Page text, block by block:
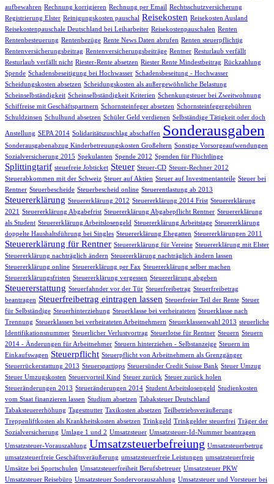
aufbewahren Rechnung korrigieren Rechnung per Email Rechtsschutzversicherung
Registrierung Elster Reinigungskosten pauschal Reisekosten Reisekosten Ausland
Reisekostenpauschale Deutschland bei Leiharbeiter Reisekostenpauschalen Renten
Rentenbesteuerung Rentenbezüge Rente News Daten abrufen Renten steuerpflichtig
Rentenversicherungsbeitrag Rentenversicherungsbeiträge Rentner Resturlaub verfällt
Resturlaub verfällt nicht Riester-Rente absetzen Riester Rente Mindestbeitrag Rückzahlung
Spende Schadensbeseitigung bei Hochwasser Schadensbeseitung - Hochwasser
Scheidungskosten absetzen Scheidungskosten als außergewöhnliche Belastung
Scheinselbständigkeit Scheinselbständigkeit Kriterien Schenkungsteuer bei Zweitwohnung
Schiffreise mit Geschäftspartnern Schornsteinfeger absetzen Schornsteinfegergebühren
Schuldzinsen Schulhund absetzen Schüler Geld verdienen Selbständige Tätigkeit oder doch
Anstellung SEPA 2014 Solidaritätszuschlag abschaffen Sonderausgaben
Sonderausgabenabzug Kinderbetreuungskosten Großeltern Sonstige Vorsorgeaufwendungen
Sozialversicherung 2015 Spekulanten Spende 2012 Spenden für Flüchtlinge
Splittingtarif steuefreie Jobticket Steuer Steuer-CD Steuer-Rechner 2012
Steuerabkommen mit der Schweiz Steuer auf Aktien Steuer auf Investmentanteile Steuer bei
Rentner Steuerbescheide Steuerbescheid online Steuerentlastung ab 2013
Steuererklärung Steuererklärung 2012 Steuererklärung 2014 Frist Steuererklärung
2021
Steuererklärung Abgabefrist Steuererklärung Abgabepflicht Rentner Steuererklärung
als Student Steuererklärung Arbeitslosengeld Steuererklärung Arbeitstage Steuererklärung
doppelte Haushaltsführung bei Singles Steuererklärung Ehegatten Steuererklärungen 2011
Steuererklärung für Rentner Steuererklärung für Vereine Steuererklärung mit Elster
Steuererklärung nachträglich ändern Steuererklärung nachträglich ändern lassen
Steuererklärung online Steuererklärung per Fax Steuererklärung selber machen
Steuererklärungsfristen Steuererklärung vergessen Steuererlärung abgeben
Steuererstattung Steuerfahnder vor der Tür Steuerfreibetrag Steuerfreibetrag
beantragen Steuerfreibetrag eintragen lassen Steuerfreier Teil der Rente Steuer
für Selbständige Steuerhinterziehung Steuerklasse bei verheirateten Steuerklasse nach
Trennung Steuerklassen bei verheirateten Arbeitnehmern Steuerklassenwahl 2013 steuerliche
Identifikationsnummer Steuerlicher Verlustvortrag Steuerlotse für Rentner Steuern Steuern
2014 - Änderungen für Arbeitnehmer Steuern hinterziehen - Selbstanzeige Steuern im
Einkaufswagen Steuerpflicht Steuerpflicht von Arbeitnehmern als Grenzgänger
Steuerrückerstattung 2013 Steuerspartipps Steuersünder Credit Suisse Bank Steuer Umzug
Steuer Umzugskosten Steuervorteil Kind Steuer zurück Steuer zurück holen
Steueränderungen 2013 Steueränderungen 2014 Student Arbeitslosengeld Studienkosten
vom Staat finanzieren lassen Studium absetzen Tabaksteuer Deutschland
Tabaksteuererhöhung Tagesmutter Taxikosten absetzen Teilbetriebsveräußerung
Treppenliftkosten als Krankheitskosten absetzen Trinkgeld Trinkgelder steuerfrei Träger der
Sozialversicherung Umlage 1 und 2 Umsatzsteuer Umsatzsteuer-Id-Nummer beantragen
Umsatzsteuer-Vorauszahlung Umsatzsteuerbefreiung Umsatzsteuerbetrug
umsatzsteuerfreie Geschäftsveräußerung umsatzsteuerfreie Leistungen umsatzsteuerfreie
Umsätze bei Sportschulen Umsatzsteuerfreiheit Berufsbetreuer Umsatzsteuer PKW
Umsatzsteuer Reisebüro Umsatzsteuer Sondervorauszahlung Umsatzsteuer und Vorsteuer bei